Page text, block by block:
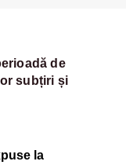
de
subțiri și
la